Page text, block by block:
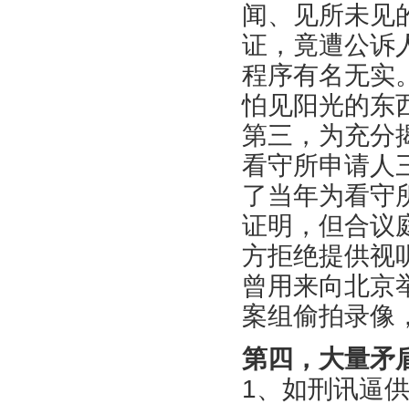
闻、见所未见
证，竟遭公诉
程序有名无实
怕见阳光的东
第三，为充分
看守所申请人
了当年为看守
证明，但合议
方拒绝提供视
曾用来向北京
案组偷拍录像
第四，大量矛
1、如刑讯逼